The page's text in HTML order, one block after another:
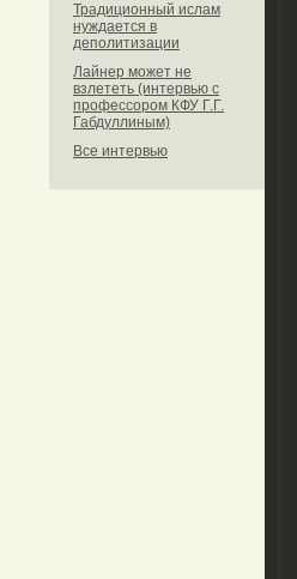
Традиционный ислам
нуждается в
деполитизации
Лайнер может не
взлететь (интервью с
профессором КФУ Г.Г.
Габдуллиным)
Все интервью